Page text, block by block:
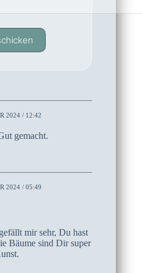
2024 / 12:42
gemacht.
2024 / 05:49
mir sehr, Du hast
Bäume sind Dir super